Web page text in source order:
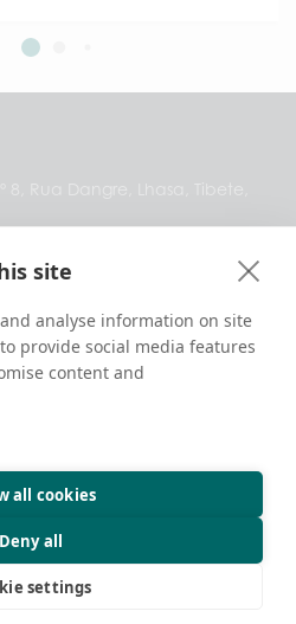
site
analyse information on site
provide social media features
content and
all cookies
Deny all
settings
Reservados.